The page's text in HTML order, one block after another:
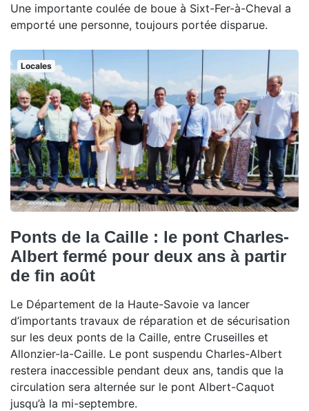
Une importante coulée de boue à Sixt-Fer-à-Cheval a
emporté une personne, toujours portée disparue.
Locales
Ponts de la Caille : le pont Charles-
Albert fermé pour deux ans à partir
de fin août
Le Département de la Haute-Savoie va lancer
d’importants travaux de réparation et de sécurisation
sur les deux ponts de la Caille, entre Cruseilles et
Allonzier-la-Caille. Le pont suspendu Charles-Albert
restera inaccessible pendant deux ans, tandis que la
circulation sera alternée sur le pont Albert-Caquot
jusqu’à la mi-septembre.